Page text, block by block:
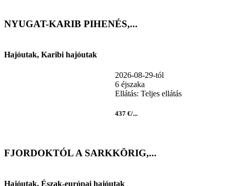
NYUGAT-KARIB PIHENÉS,...
Hajóutak, Karibi hajóutak
2026-08-29-tól
6 éjszaka
Ellátás: Teljes ellátás
437 €/...
FJORDOKTÓL A SARKKÖRIG,...
Hajóutak, Észak-európai hajóutak